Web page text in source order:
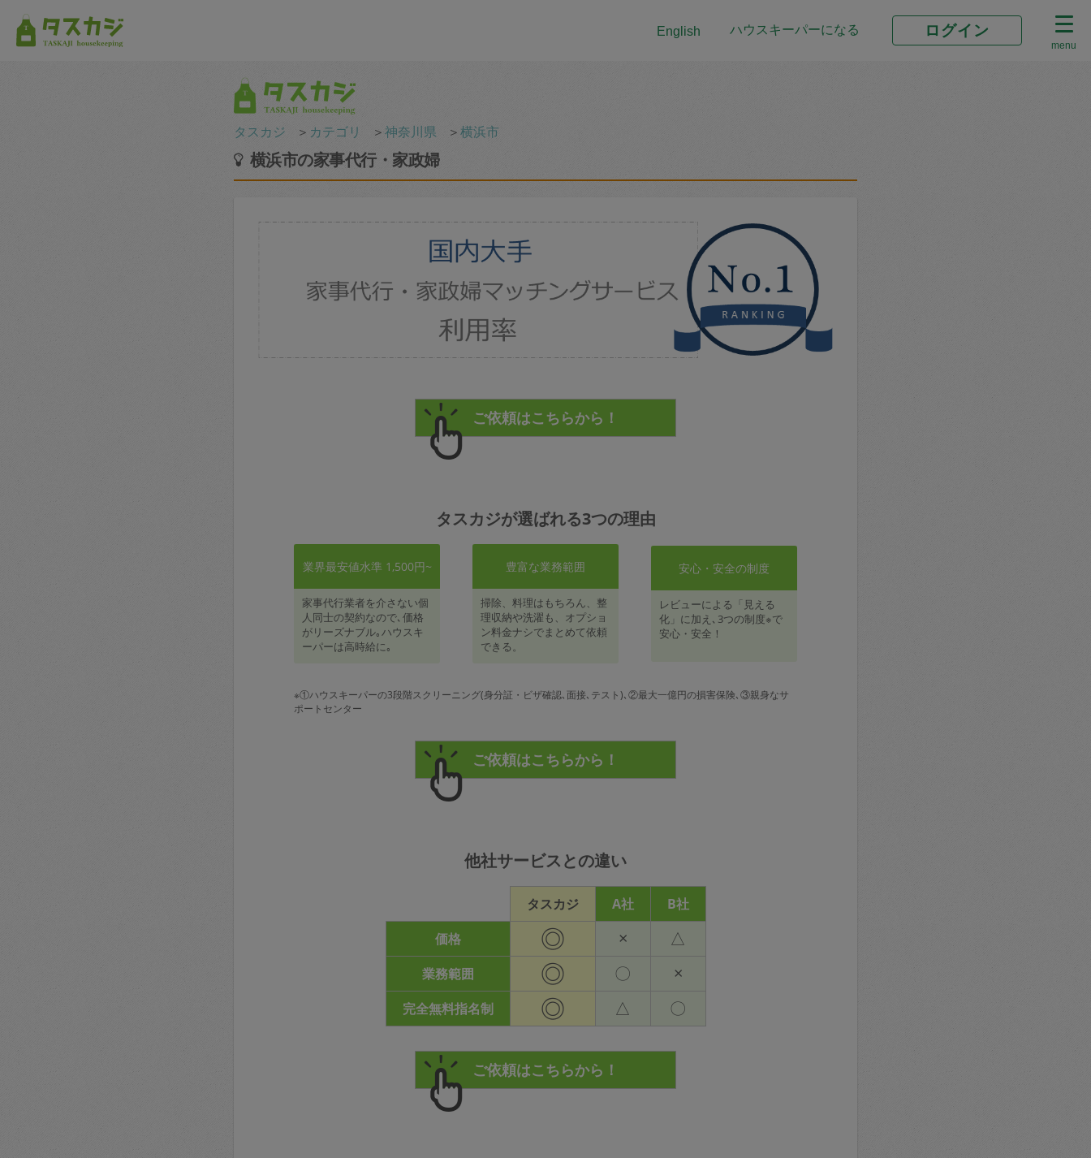
English ハウスキーパーになる ログイン
menu
タスカジ ＞ カテゴリ ＞神奈川県 ＞横浜市
横浜市の家事代行・家政婦
タスカジが選ばれる3つの理由
業界最安値水準 1,500円~
家事代行業者を介さない個
人同士の契約なので､価格
がリーズナブル｡ハウスキ
ーパーは高時給に｡
豊富な業務範囲
掃除、料理はもちろん、整
理収納や洗濯も、オプショ
ン料金ナシでまとめて依頼
できる。
安心・安全の制度
レビューによる「見える
化」に加え､3つの制度※で
安心・安全！
※①ハウスキーパーの3段階スクリーニング(身分証・ビザ確認､面接､テスト)､②最大一億円の損害保険､③親身なサ
ポートセンター
他社サービスとの違い
タスカジ A社
B社
価格
◎ × △
業務範囲 ◎ 〇 ×
完全無料指名制 ◎ △ 〇